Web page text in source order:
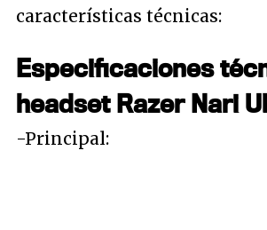
características técnicas:
Especificaciones
headset Razer Nari
-Principal: